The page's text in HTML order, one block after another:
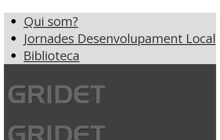
Qui som?
Jornades Desenvolupament Local
Biblioteca